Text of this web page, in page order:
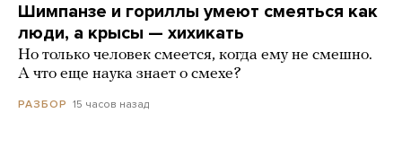
Шимпанзе и гориллы умеют смеяться как
люди, а крысы — хихикать
Но только человек смеется, когда ему не смешно.
А что еще наука знает о смехе?
РАЗБОР 15 часов назад